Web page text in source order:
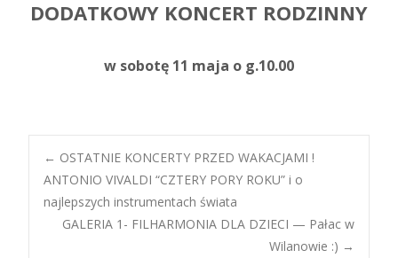
DODATKOWY KONCERT RODZINNY
w sobotę 11 maja o g.10.00
Post
navigation
← OSTATNIE KONCERTY PRZED WAKACJAMI !
ANTONIO VIVALDI “CZTERY PORY ROKU” i o
najlepszych instrumentach świata
GALERIA 1- FILHARMONIA DLA DZIECI — Pałac w
Wilanowie :) →